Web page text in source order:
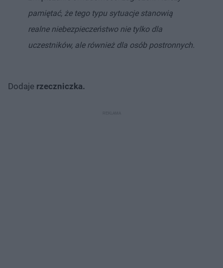
pamiętać, że tego typu sytuacje stanowią
realne niebezpieczeństwo nie tylko dla
uczestników, ale również dla osób postronnych.
Dodaje rzeczniczka.